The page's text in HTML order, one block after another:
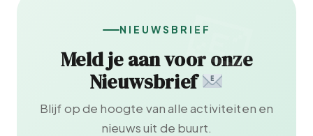
NIEUWSBRIEF
Meld je aan voor onze
Nieuwsbrief
Blijf op de hoogte van alle activiteiten en
nieuws uit de buurt.